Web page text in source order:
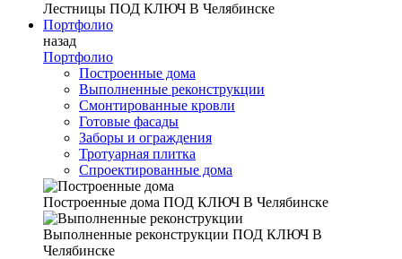
Лестницы ПОД КЛЮЧ В Челябинске
Портфолио
назад
Портфолио
Построенные дома
Выполненные реконструкции
Смонтированные кровли
Готовые фасады
Заборы и ограждения
Тротуарная плитка
Спроектированные дома
Построенные дома ПОД КЛЮЧ В Челябинске
Выполненные реконструкции ПОД КЛЮЧ В
Челябинске